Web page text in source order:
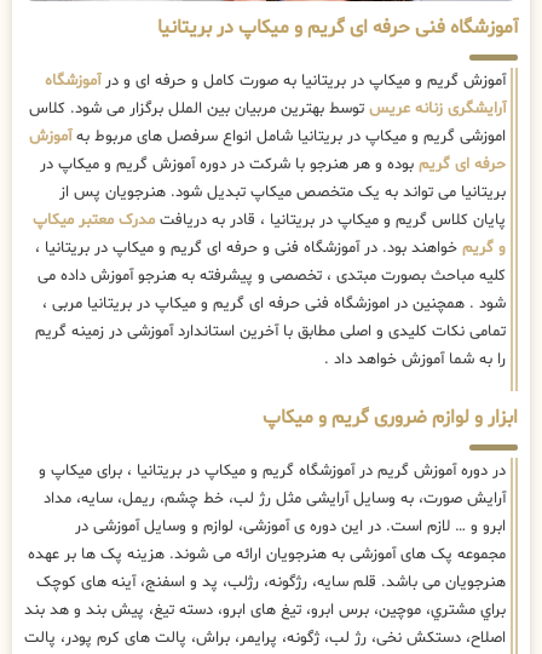
آموزشگاه فنی حرفه ای گریم و میکاپ در بریتانیا
آموزش گریم و میکاپ در بریتانیا به صورت کامل و حرفه ای و درآموزشگاه
آرایشگری زنانه عریس توسط بهترین مربیان بین الملل برگزار می شود. کلاس
اموزشی گریم و میکاپ در بریتانیا شامل انواع سرفصل های مربوط بهآموزش
حرفه ای گریم بوده و هر هنرجو با شرکت در دوره آموزش گریم و میکاپ در
بریتانیا می تواند به یک متخصص میکاپ تبدیل شود. هنرجویان پس از
پایان کلاس گریم و میکاپ در بریتانیا ، قادر به دریافت مدرک معتبر میکاپ
و گریم خواهند بود. در آموزشگاه فنی و حرفه ای گریم و میکاپ در بریتانیا ،
کلیه مباحث بصورت مبتدی ، تخصصی و پیشرفته به هنرجو آموزش داده می
شود . همچنین در اموزشگاه فنی حرفه ای گریم و میکاپ در بریتانیا مربی ،
تمامی نکات کلیدی و اصلی مطابق با آخرین استاندارد آموزشی در زمینه گریم
را به شما آموزش خواهد داد .
ابزار و لوازم ضروری گریم و میکاپ
در دوره آموزش گریم در آموزشگاه گریم و میکاپ در بریتانیا ، برای میکاپ و
آرایش صورت، به وسایل آرایشی مثل رژ لب، خط چشم، ریمل، سایه، مداد
ابرو و … لازم است. در این دوره ی آموزشی، لوازم و وسایل آموزشی در
مجموعه پک های آموزشی به هنرجویان ارائه می شوند. هزینه پک ها بر عهده
هنرجویان می باشد. قلم سایه، رژگونه، رژلب، پد و اسفنج، آینه های كوچک
براي مشتري، موچین، برس ابرو، تیغ های ابرو، دسته تیغ، پیش بند و هد بند
اصلاح، دستکش نخی، رژ لب، ژگونه، پرایمر، براش، پالت های کرم پودر، پالت